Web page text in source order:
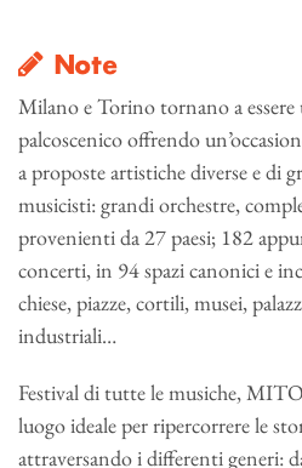
Note
Milano e Torino tornano a
palcoscenico offrendo
a proposte artistiche diverse e di
musicisti: grandi orchestre,
provenienti da 27 paesi; 182
concerti, in 94 spazi canonici e
chiese, piazze, cortili, musei,
industriali…
Festival di tutte le musiche,
luogo ideale per ripercorrere le
attraversando i differenti generi: